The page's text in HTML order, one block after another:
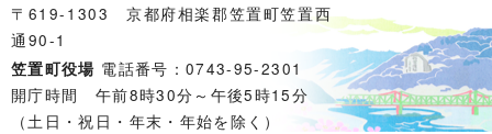
〒619-1303 京都府相楽郡笠置町笠置西
通90-1
笠置町役場 電話番号：0743-95-2301
開庁時間 午前8時30分～午後5時15分
（土日・祝日・年末・年始を除く）